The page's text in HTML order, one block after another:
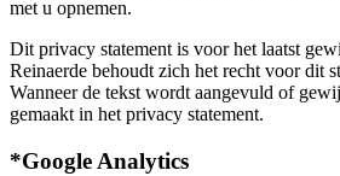
met u opnemen.
Dit privacy statement is voor het laatst
Reinaerde behoudt zich het recht voor dit
Wanneer de tekst wordt aangevuld of
gemaakt in het privacy statement.
*Google Analytics